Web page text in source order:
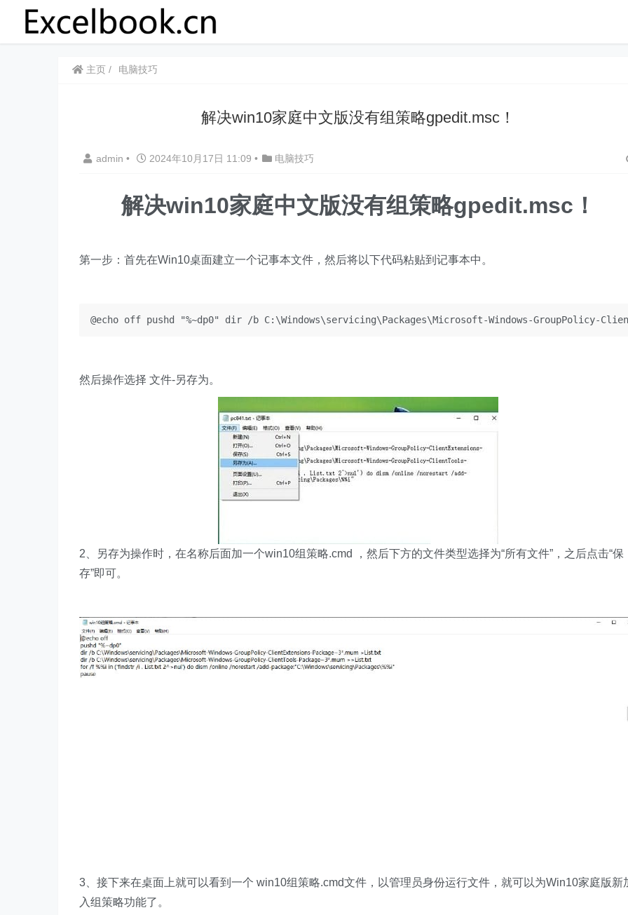
主页 电脑技巧
​​解决win10家庭中文版没有组策略gpedit.msc！
admin • 2024年10月17日 11:09 • 电脑技巧
​​解决win10家庭中文版没有组策略gpedit.msc！
​第一步：首先在Win10桌面建立一个记事本文件，然后将以下代码粘贴到记事本中。
@echo off pushd "%~dp0" dir /b C:\Windows\servicing\Packages\Microsoft-Windows-
然后操作选择 文件-另存为。
2、另存为操作时，在名称后面加一个win10组策略.cmd ，然后下方的文件类型选择为“所有文件”，之后点击“保
存”即可。
3、接下来在桌面上就可以看到一个 win10组策略.cmd文件，以管理员身份运行文件，就可以为Win10家庭版新
入组策略功能了。